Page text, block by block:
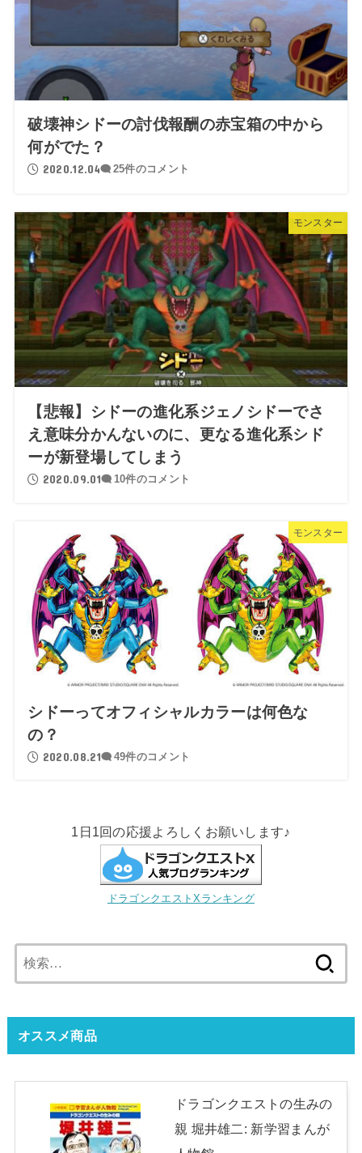
破壊神シドーの討伐報酬の赤宝箱の中から
何がでた？
2020.12.04 25件のコメント
モンスター
【悲報】シドーの進化系ジェノシドーでさ
え意味分かんないのに、更なる進化系シド
ーが新登場してしまう
2020.09.01 10件のコメント
モンスター
シドーってオフィシャルカラーは何色な
の？
2020.08.21 49件のコメント
1日1回の応援よろしくお願いします♪
ドラゴンクエストXランキング
索:
オススメ商品
ドラゴンクエストの生みの
親 堀井雄二: 新学習まんが